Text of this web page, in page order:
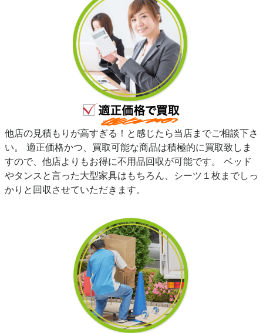
他店の見積もりが高すぎる！と感じたら当店までご相談下さ
い。 適正価格かつ、買取可能な商品は積極的に買取致しま
すので、他店よりもお得に不用品回収が可能です。 ベッド
やタンスと言った大型家具はもちろん、シーツ１枚までしっ
かりと回収させていただきます。